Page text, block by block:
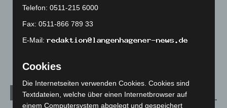
Zeugen
Celle: Mensch stirbt bei Bagger-Unfall auf Baustelle
Kategorien
Telefon: 0511-215 6000
Fax: 0511-866 789 33
E-Mail:
Cookies
Die Internetseiten verwenden Cookies. Cookies sind
Textdateien, welche über einen Internetbrowser auf
einem Computersystem abgelegt und gespeichert